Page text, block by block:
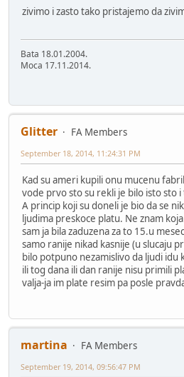
zivimo i zasto tako pristajemo da
Bata 18.01.2004.
Moca 17.11.2014.
Glitter
FA Members
September 18, 2014, 11:24:31 PM
Kad su ameri kupili onu mucenu
vode prvo sto su rekli je bilo isto sto
A princip koji su doneli je bio da se
ljudima preskoce platu. Ne znam
sam ja bila zaduzena za to 15.u
samo ranije nikad kasnije (u slucaju
bilo potpuno nezamislivo da ljudi idu
ili tog dana ili dan ranije nisu primili
valja-ja im plate resim pa posle
martina
FA Members
September 19, 2014, 09:56:47 PM